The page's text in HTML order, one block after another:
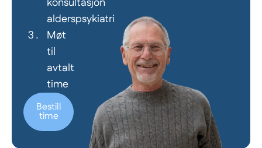
alderspsykiatri
Møt
til
avtalt
time
Bestill
time